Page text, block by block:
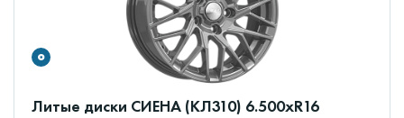
Литые диски СИЕНА (КЛ310) 6.500xR16